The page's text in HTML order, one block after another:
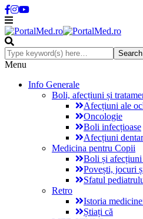
Menu
Info Generale
Boli, afecțiuni și
Afecțiuni ale
Oncologie
Boli infecțioase
Afecțiuni
Medicina pentru Copii
Boli și
Povești, jocuri
Sfatul
Retro
Istoria
Știați că